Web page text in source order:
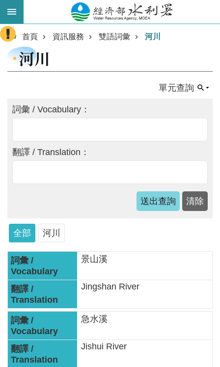
跳到主要內容區塊
進
階
搜
業
最
新
水
情
公
告
訊
息
便
:::
首頁 資訊服務 雙語詞彙 河川
河川
單元查詢
詞彙 / Vocabulary：
翻譯 / Translation：
全部 河川
景山溪
Jingshan River
急水溪
Jishui River